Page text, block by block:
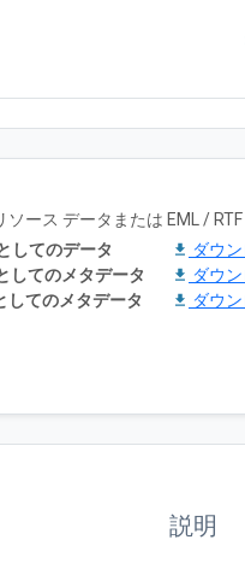
ソース データまたは EML /
してのデータ
ダウ
してのメタデータ
ダウ
してのメタデータ
ダウ
説明